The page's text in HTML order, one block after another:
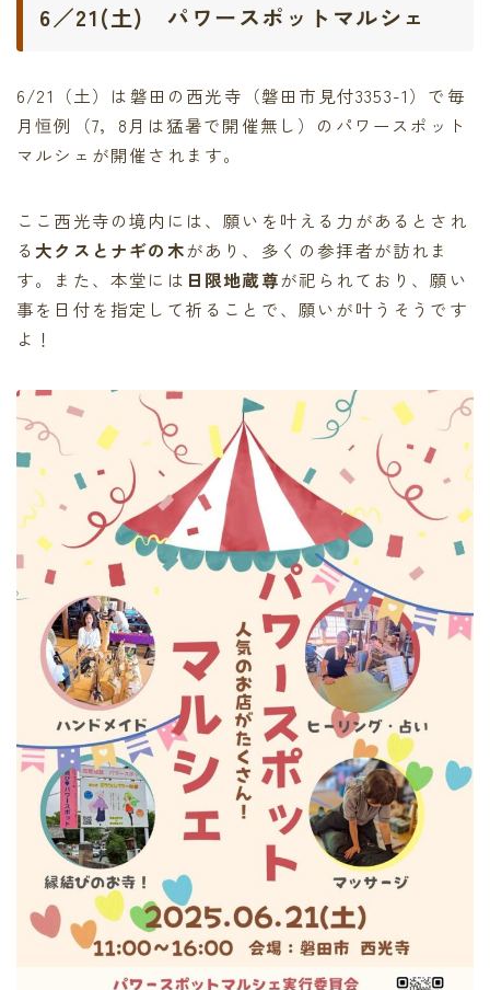
6／21(土) パワースポットマルシェ
6/21（土）は磐田の西光寺（磐田市見付3353-1）で毎
月恒例（7，8月は猛暑で開催無し）のパワースポット
マルシェが開催されます。
ここ西光寺の境内には、願いを叶える力があるとされ
る 大クスとナギの木があり、多くの参拝者が訪れま
す。また、本堂には 日限地蔵尊が祀られており、願い
事を日付を指定して祈ることで、願いが叶うそうです
よ！